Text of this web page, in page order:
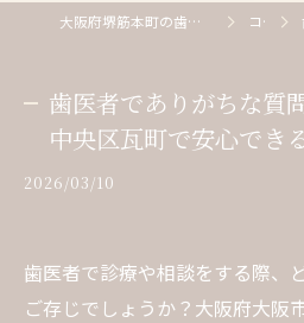
大阪府堺筋本町の歯医者なら医療法人桃縁会増田歯科医院 コラム
歯医者でありがちな質
中央区瓦町で安心でき
2026/03/10
歯医者で診療や相談をする際、
ご存じでしょうか？大阪府大阪